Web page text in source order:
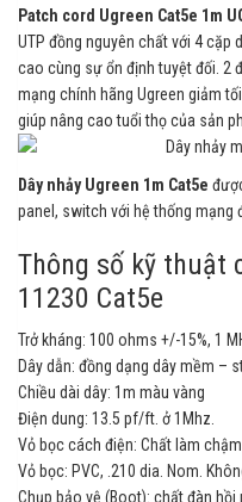
Patch cord Ugreen Cat5e 1m
UTP đồng nguyên chất với 4 cặp
cao cùng sự ổn định tuyệt đối. 2
mạng chính hãng Ugreen giảm
giúp nâng cao tuổi thọ của sản
Dây nhảy Ugreen 1m Cat5e
panel, switch với hệ thống mạng
Thông số kỹ thuật
11230 Cat5e
Trở kháng: 100 ohms +/-15%, 1
Dây dẫn: đồng dạng dây mềm –
Chiều dài dây: 1m màu vàng
Điện dung: 13.5 pf/ft. ở 1Mhz.
Vỏ bọc cách điện: Chất làm
Vỏ bọc: PVC, .210 dia. Nom.
Chụp bảo vệ (Boot): chất đàn hồi